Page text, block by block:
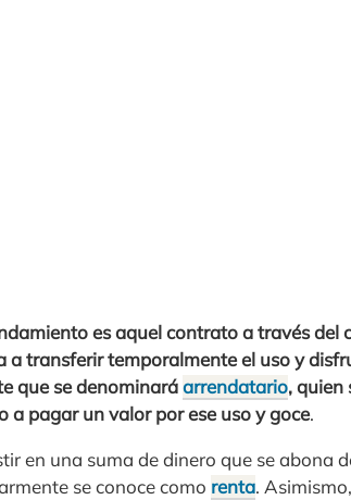
es aquel contrato a través del
a transferir temporalmente el uso y
que se denominaráarrendatario, quien
a pagar un valor por ese uso y goce.
en una suma de dinero que se abona
se conoce como renta.